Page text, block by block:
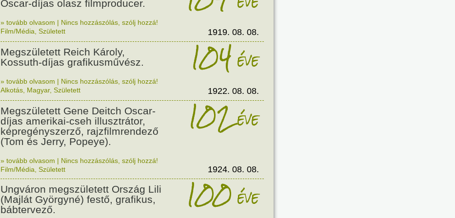
Oscar-díjas olasz filmproducer.
» tovább olvasom | Nincs hozzászólás, szólj hozzá!
Film/Média Született 1919. 08. 08.
Megszületett Reich Károly,
Kossuth-díjas grafikusművész.
104éve
» tovább olvasom | Nincs hozzászólás, szólj hozzá!
Alkotás Magyar, Született 1922. 08. 08.
Megszületett Gene Deitch Oscar-
díjas amerikai-cseh illusztrátor,
képregényszerző, rajzfilmrendező
(Tom és Jerry, Popeye).
102éve
» tovább olvasom | Nincs hozzászólás, szólj hozzá!
Film/Média Született 1924. 08. 08.
Ungváron megszületett Ország Lili
(Majlát Györgyné) festő, grafikus,
bábtervező.
100éve